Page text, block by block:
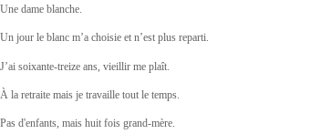
Une dame blanche.
Un jour le blanc m’a choisie et n’est plus reparti.
J’ai soixante-treize ans, vieillir me plaît.
À la retraite mais je travaille tout le temps.
Pas d'enfants, mais huit fois grand-mère.